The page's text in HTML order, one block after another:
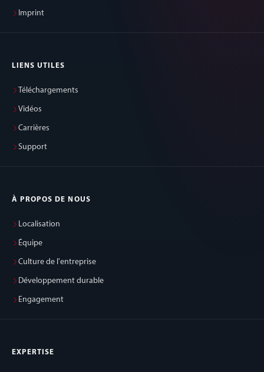
Imprint
LIENS UTILES
Téléchargements
Vidéos
Carrières
Support
À PROPOS DE NOUS
Localisation
Équipe
Culture de l'entreprise
Développement durable
Engagement
EXPERTISE